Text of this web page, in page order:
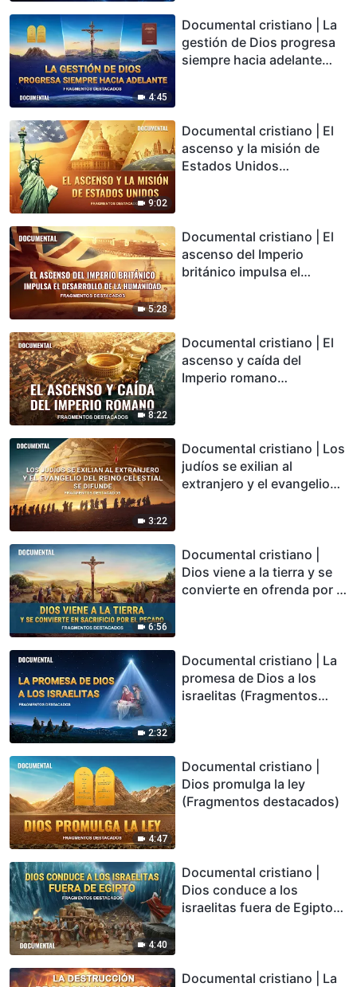
4:45
Documental cristiano | La
gestión de Dios progresa
siempre hacia adelante
9:02
Documental cristiano | El
ascenso y la misión de
Estados Unidos
5:28
Documental cristiano | El
ascenso del Imperio
británico impulsa el
8:22
Documental cristiano | El
ascenso y caída del
Imperio romano
3:22
Documental cristiano | Los
judíos se exilian al
extranjero y el evangelio
6:56
Documental cristiano |
Dios viene a la tierra y se
convierte en ofrenda por el
2:32
Documental cristiano | La
promesa de Dios a los
israelitas (Fragmentos
4:47
Documental cristiano |
Dios promulga la ley
(Fragmentos destacados)
4:40
Documental cristiano |
Dios conduce a los
israelitas fuera de Egipto
Documental cristiano | La